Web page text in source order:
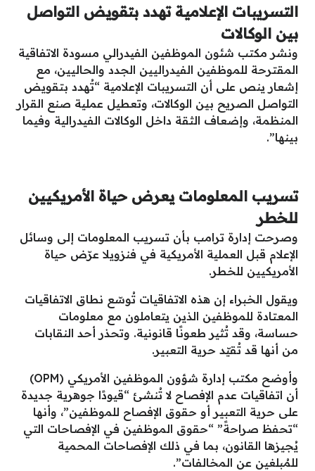
التسريبات الإعلامية تهدد بتقويض التواصل
بين الوكالات
ونشر مكتب شئون الموظفين الفيدرالي مسودة الاتفاقية
المقترحة للموظفين الفيدراليين الجدد والحاليين، مع
إشعار ينص على أن التسريبات الإعلامية “تُهدد بتقويض
التواصل الصريح بين الوكالات، وتعطيل عملية صنع القرار
المنظمة، وإضعاف الثقة داخل الوكالات الفيدرالية وفيما
بينها”.
تسريب المعلومات يعرض حياة الأمريكيين
للخطر
وصرحت إدارة ترامب بأن تسريب المعلومات إلى وسائل
الإعلام قبل العملية الأمريكية في فنزويلا عرّض حياة
الأمريكيين للخطر.
ويقول الخبراء إن هذه الاتفاقيات تُوسّع نطاق الاتفاقيات
المعتادة للموظفين الذين يتعاملون مع معلومات
حساسة، وقد تُثير طعونًا قانونية. وتحذر أحد النقابات
من أنها قد تُقيّد حرية التعبير.
وأوضح مكتب إدارة شؤون الموظفين الأمريكي (OPM)
أن اتفاقيات عدم الإفصاح لا تُنشئ “قيودًا جوهرية جديدة
على حرية التعبير أو حقوق الإفصاح للموظفين”، وأنها
“تحفظ صراحةً” “حقوق الموظفين في الإفصاحات التي
يُجيزها القانون، بما في ذلك الإفصاحات المحمية
للمُبلغين عن المخالفات”.